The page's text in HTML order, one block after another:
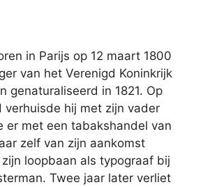
in Parijs op 12 maart 1800
van het Verenigd Koninkrijk
genaturaliseerd in 1821. Op
verhuisde hij met zijn vader
er met een tabakshandel van
zelf van zijn aankomst
loopbaan als typograaf bij
Twee jaar later verliet